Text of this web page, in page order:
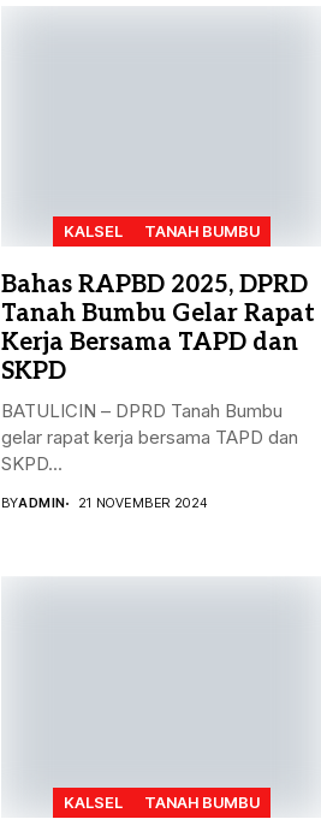
KALSEL TANAH BUMBU
Bahas RAPBD 2025, DPRD
Tanah Bumbu Gelar Rapat
Kerja Bersama TAPD dan
SKPD
BATULICIN – DPRD Tanah Bumbu
gelar rapat kerja bersama TAPD dan
SKPD...
BYADMIN 21 NOVEMBER 2024
KALSEL TANAH BUMBU